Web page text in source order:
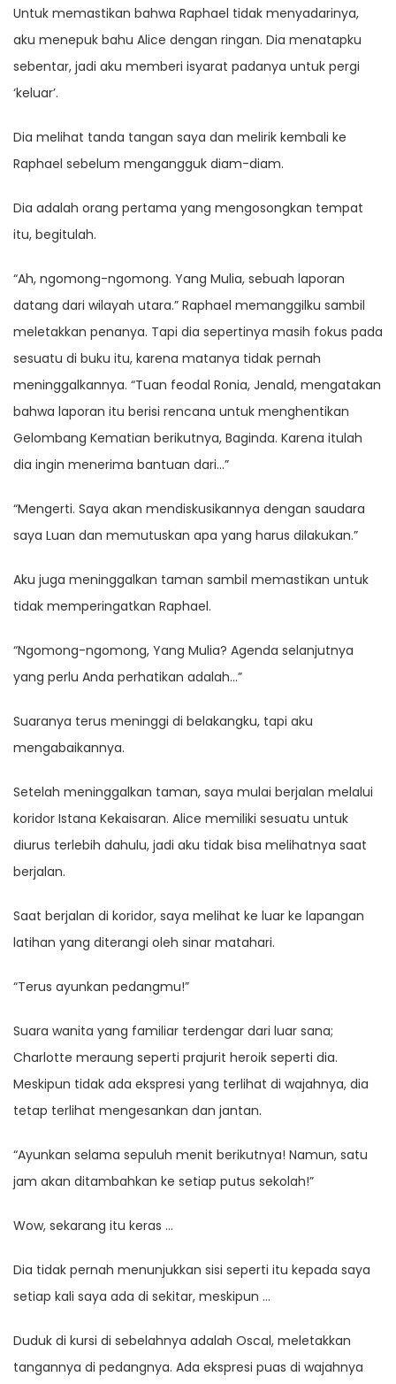
Untuk memastikan bahwa Raphael tidak menyadarinya,
aku menepuk bahu Alice dengan ringan. Dia menatapku
sebentar, jadi aku memberi isyarat padanya untuk pergi
‘keluar’.
Dia melihat tanda tangan saya dan melirik kembali ke
Raphael sebelum mengangguk diam-diam.
Dia adalah orang pertama yang mengosongkan tempat
itu, begitulah.
“Ah, ngomong-ngomong. Yang Mulia, sebuah laporan
datang dari wilayah utara.” Raphael memanggilku sambil
meletakkan penanya. Tapi dia sepertinya masih fokus pada
sesuatu di buku itu, karena matanya tidak pernah
meninggalkannya. “Tuan feodal Ronia, Jenald, mengatakan
bahwa laporan itu berisi rencana untuk menghentikan
Gelombang Kematian berikutnya, Baginda. Karena itulah
dia ingin menerima bantuan dari…”
“Mengerti. Saya akan mendiskusikannya dengan saudara
saya Luan dan memutuskan apa yang harus dilakukan.”
Aku juga meninggalkan taman sambil memastikan untuk
tidak memperingatkan Raphael.
“Ngomong-ngomong, Yang Mulia? Agenda selanjutnya
yang perlu Anda perhatikan adalah…”
Suaranya terus meninggi di belakangku, tapi aku
mengabaikannya.
Setelah meninggalkan taman, saya mulai berjalan melalui
koridor Istana Kekaisaran. Alice memiliki sesuatu untuk
diurus terlebih dahulu, jadi aku tidak bisa melihatnya saat
berjalan.
Saat berjalan di koridor, saya melihat ke luar ke lapangan
latihan yang diterangi oleh sinar matahari.
“Terus ayunkan pedangmu!”
Suara wanita yang familiar terdengar dari luar sana;
Charlotte meraung seperti prajurit heroik seperti dia.
Meskipun tidak ada ekspresi yang terlihat di wajahnya, dia
tetap terlihat mengesankan dan jantan.
“Ayunkan selama sepuluh menit berikutnya! Namun, satu
jam akan ditambahkan ke setiap putus sekolah!”
Wow, sekarang itu keras …
Dia tidak pernah menunjukkan sisi seperti itu kepada saya
setiap kali saya ada di sekitar, meskipun …
Duduk di kursi di sebelahnya adalah Oscal, meletakkan
tangannya di pedangnya. Ada ekspresi puas di wajahnya